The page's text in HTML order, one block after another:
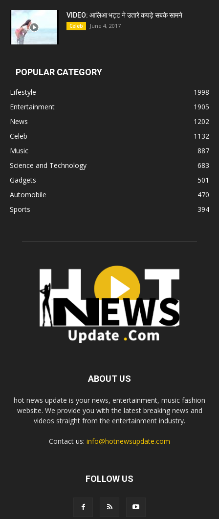
VIDEO: आलिआ भट्ट ने उतारे कपड़े सबके सामने
Celeb June 4, 2017
POPULAR CATEGORY
Lifestyle
1998
Entertainment
1905
News
1202
Celeb
1132
Music
887
Science and Technology
683
Gadgets
501
Automobile
470
Sports
394
ABOUT US
hot news update is your news, entertainment, music fashion
website. We provide you with the latest breaking news and
videos straight from the entertainment industry.
Contact us: info@hotnewsupdate.com
FOLLOW US